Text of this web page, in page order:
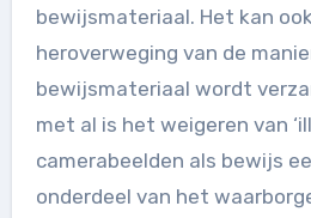
bewijsmateriaal. Het kan
heroverweging van de
bewijsmateriaal wordt
met al is het weigeren van
camerabeelden als bewijs
onderdeel van het